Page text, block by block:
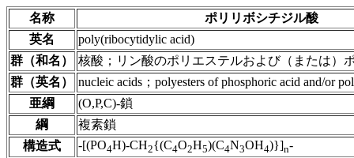
名称
ポリリボシチジル酸
英名
poly(ribocytidylic acid)
群（和名）
核酸；リン酸のポリエステルおよび（または）
群（英名）
nucleic acids；polyesters of phosphoric acid and/or
亜綱
(O,P,C)-鎖
綱
複素鎖
構造式
-[(PO4H)-CH2{(C4O2H5)(C4N3OH4)}]n-